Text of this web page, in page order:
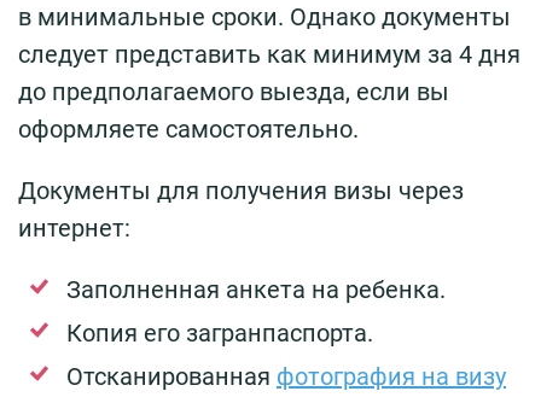
в минимальные сроки. Однако документы
следует представить как минимум за 4 дня
до предполагаемого выезда, если вы
оформляете самостоятельно.
Документы для получения визы через
интернет:
Заполненная анкета на ребенка.
Копия его загранпаспорта.
Отсканированная фотография на визу